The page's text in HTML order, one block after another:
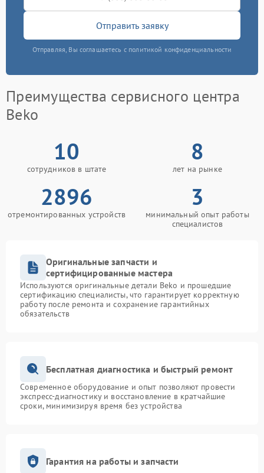
Отправить заявку
Отправляя, Вы соглашаетесь с политикой конфиденциальности
Преимущества сервисного центра
Beko
10
сотрудников в штате
8
лет на рынке
2896
отремонтированных устройств
3
минимальный опыт работы
специалистов
Оригинальные запчасти и
сертифицированные мастера
Используются оригинальные детали Beko и прошедшие
сертификацию специалисты, что гарантирует корректную
работу после ремонта и сохранение гарантийных
обязательств
Бесплатная диагностика и быстрый ремонт
Современное оборудование и опыт позволяют провести
экспресс-диагностику и восстановление в кратчайшие
сроки, минимизируя время без устройства
Гарантия на работы и запчасти